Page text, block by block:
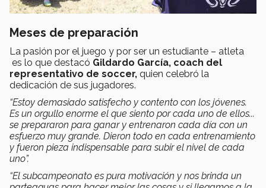
Meses de preparación
La pasión por el juego y por ser un estudiante – atleta
es lo que destacó Gildardo García, coach del
representativo de soccer, quien celebró la
dedicación de sus jugadores.
“Estoy demasiado satisfecho y contento con los jóvenes.
Es un orgullo enorme el que siento por cada uno de ellos...
se prepararon para ganar y entrenaron cada día con un
esfuerzo muy grande. Dieron todo en cada entrenamiento
y fueron pieza indispensable para subir el nivel de cada
uno”.
“El subcampeonato es pura motivación y nos brinda un